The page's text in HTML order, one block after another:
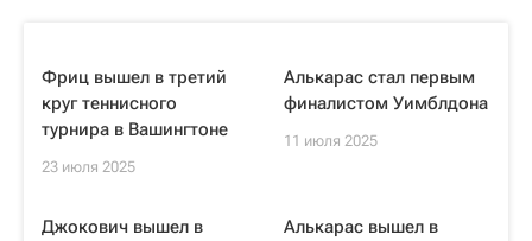
Фриц вышел в третий
круг теннисного
турнира в Вашингтоне
23 июля 2025
Алькарас стал первым
финалистом Уимблдона
11 июля 2025
Джокович вышел в
Алькарас вышел в